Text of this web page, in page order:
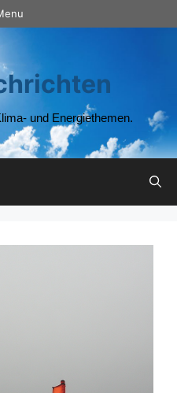
und Energiethemen.